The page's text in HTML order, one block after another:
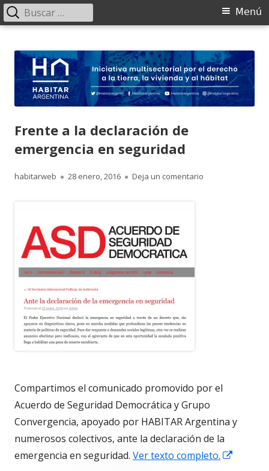
contenido
hábitat
Menú
Menú
Buscar:
Frente a la declaración de
emergencia en seguridad
Autor
habitarweb
Publicado
28 enero, 2016 Deja un comentario
Compartimos el comunicado promovido por el
Acuerdo de Seguridad Democrática y Grupo
Convergencia, apoyado por HABITAR Argentina y
numerosos colectivos, ante la declaración de la
emergencia en seguridad. Ver texto completo.